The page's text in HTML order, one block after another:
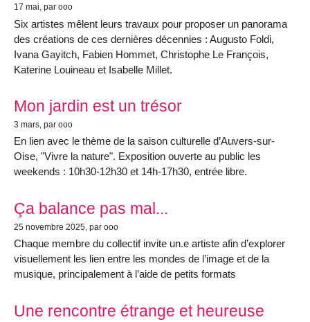
17 mai, par ooo
Six artistes mêlent leurs travaux pour proposer un panorama
des créations de ces dernières décennies : Augusto Foldi,
Ivana Gayitch, Fabien Hommet, Christophe Le François,
Katerine Louineau et Isabelle Millet.
Mon jardin est un trésor
3 mars, par ooo
En lien avec le thème de la saison culturelle d’Auvers-sur-
Oise, "Vivre la nature". Exposition ouverte au public les
weekends : 10h30-12h30 et 14h-17h30, entrée libre.
Ça balance pas mal...
25 novembre 2025, par ooo
Chaque membre du collectif invite un.e artiste afin d’explorer
visuellement les lien entre les mondes de l’image et de la
musique, principalement à l’aide de petits formats
Une rencontre étrange et heureuse